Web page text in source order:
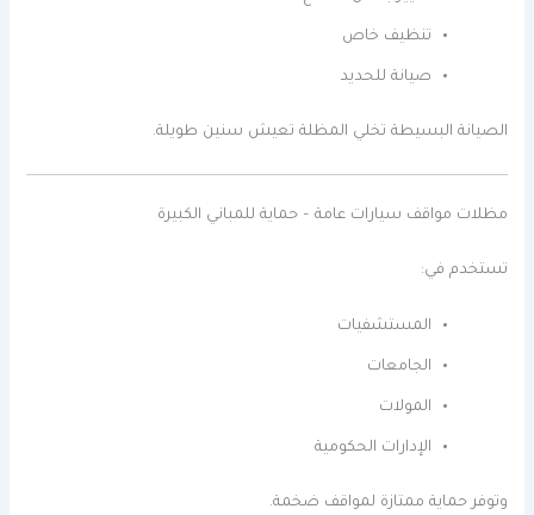
تنظيف خاص
صيانة للحديد
الصيانة البسيطة تخلي المظلة تعيش سنين طويلة.
مظلات مواقف سيارات عامة – حماية للمباني الكبيرة
تستخدم في:
المستشفيات
الجامعات
المولات
الإدارات الحكومية
وتوفر حماية ممتازة لمواقف ضخمة.